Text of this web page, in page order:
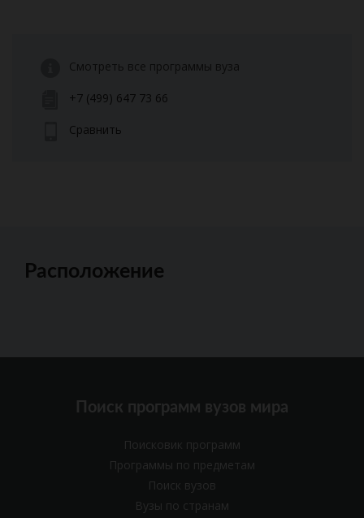
Смотреть все программы вуза
+7 (499) 647 73 66
Сравнить
Расположение
Поиск программ вузов мира
Поисковик программ
Программы по предметам
Поиск вузов
Вузы по странам